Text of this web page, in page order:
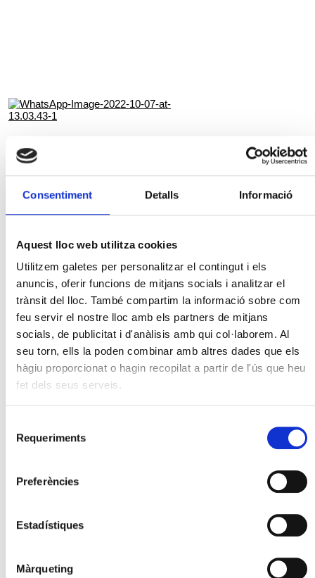
Consentiment Detalls Informació
Aquest lloc web utilitza cookies
Utilitzem galetes per personalitzar el contingut i els
anuncis, oferir funcions de mitjans socials i analitzar el
trànsit del lloc. També compartim la informació sobre com
feu servir el nostre lloc amb els partners de mitjans
socials, de publicitat i d'anàlisis amb qui col·laborem. Al
seu torn, ells la poden combinar amb altres dades que els
hàgiu proporcionat o hagin recopilat a partir de l'ús que heu
fet dels seus serveis.
Requeriments
Preferències
Estadístiques
Màrqueting